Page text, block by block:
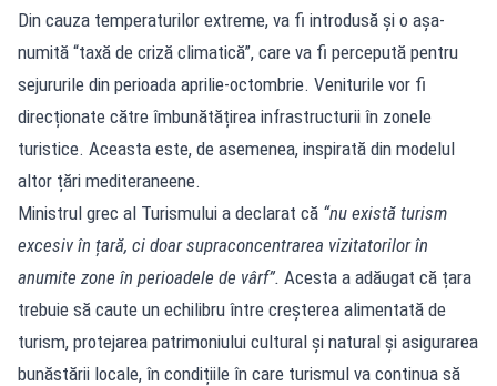
Din cauza temperaturilor extreme, va fi introdusă și o așa-
numită “taxă de criză climatică”, care va fi percepută pentru
sejururile din perioada aprilie-octombrie. Veniturile vor fi
direcționate către îmbunătățirea infrastructurii în zonele
turistice. Aceasta este, de asemenea, inspirată din modelul
altor țări mediteraneene.
Ministrul grec al Turismului a declarat că “nu există turism
excesiv în țară, ci doar supraconcentrarea vizitatorilor în
anumite zone în perioadele de vârf”. Acesta a adăugat că țara
trebuie să caute un echilibru între creșterea alimentată de
turism, protejarea patrimoniului cultural și natural și asigurarea
bunăstării locale, în condițiile în care turismul va continua să